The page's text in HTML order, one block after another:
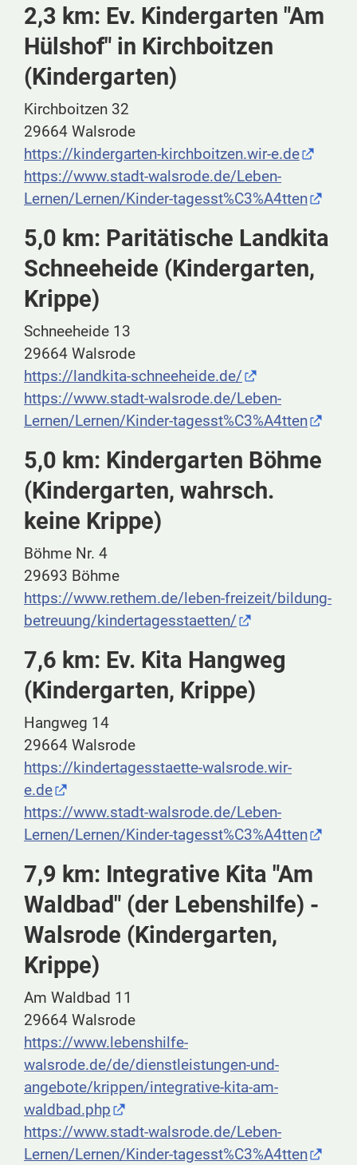
2,3 km: Ev. Kindergarten "Am
Hülshof" in Kirchboitzen
(Kindergarten)
Kirchboitzen 32
29664 Walsrode
https://kindergarten-kirchboitzen.wir-e.de
https://www.stadt-walsrode.de/Leben-
Lernen/Lernen/Kinder-tagesst%C3%A4tten
5,0 km: Paritätische Landkita
Schneeheide (Kindergarten,
Krippe)
Schneeheide 13
29664 Walsrode
https://landkita-schneeheide.de/
https://www.stadt-walsrode.de/Leben-
Lernen/Lernen/Kinder-tagesst%C3%A4tten
5,0 km: Kindergarten Böhme
(Kindergarten, wahrsch.
keine Krippe)
Böhme Nr. 4
29693 Böhme
https://www.rethem.de/leben-freizeit/bildung-
betreuung/kindertagesstaetten/
7,6 km: Ev. Kita Hangweg
(Kindergarten, Krippe)
Hangweg 14
29664 Walsrode
https://kindertagesstaette-walsrode.wir-
e.de
https://www.stadt-walsrode.de/Leben-
Lernen/Lernen/Kinder-tagesst%C3%A4tten
7,9 km: Integrative Kita "Am
Waldbad" (der Lebenshilfe) -
Walsrode (Kindergarten,
Krippe)
Am Waldbad 11
29664 Walsrode
https://www.lebenshilfe-
walsrode.de/de/dienstleistungen-und-
angebote/krippen/integrative-kita-am-
waldbad.php
https://www.stadt-walsrode.de/Leben-
Lernen/Lernen/Kinder-tagesst%C3%A4tten